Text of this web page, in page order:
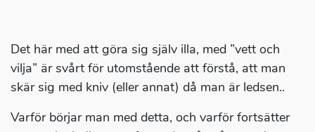
Det här med att göra sig själv illa, med ”vett och
vilja” är svårt för utomstående att förstå, att man
skär sig med kniv (eller annat) då man är ledsen..
Varför börjar man med detta, och varför fortsätter